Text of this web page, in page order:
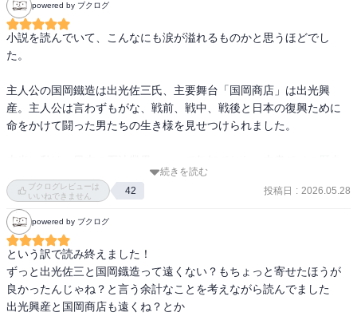
powered by ブクログ
小説を読んでいて、こんなにも涙が溢れるものかと思うほどでし
た。
主人公の国岡鐵造は出光佐三氏、主要舞台「国岡商店」は出光興
産。主人公は言わずもがな、戦前、戦中、戦後と日本の復興ために
命をかけて闘った男たちの生き様を見せつけられました。
が良く分かりました。“太平洋戦争は石油のための戦争であり、石油
のために敗れた”という表現、言い得ているなと思います。日本の復
興を支えたのも石油であること、合点がいきました。
国岡商店は、鐵造が一代で築き上げた石油販売会社。自社の利益追
求のみならず、日本の石油業界の将来を考える視点、社員を第一に
思いその教育に力を注いだこと、人の恩を忘れず、どんなピンチに
あっても諦めることなく突き進む人間性....
続きを読む
ブクログレビューは
いいねできません
42 投稿日 : 2026.05.28
powered by ブクログ
という訳で読み終えました！
ずっと出光佐三と国岡鐡造って遠くない？もちょっと寄せたほうが
良かったんじゃね？と言う余計なことを考えながら読んでました
出光興産と国岡商店も遠くね？とか